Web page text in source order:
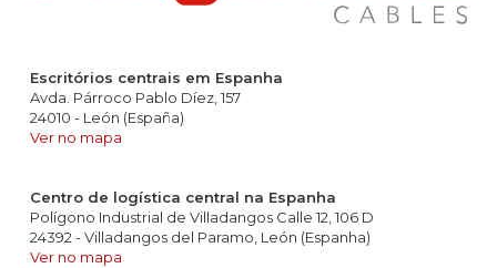
Escritórios centrais em Espanha
Avda. Párroco Pablo Díez, 157
24010 - León (España)
Ver no mapa
Centro de logística central na Espanha
Polígono Industrial de Villadangos Calle 12, 106 D
24392 - Villadangos del Paramo, León (Espanha)
Ver no mapa